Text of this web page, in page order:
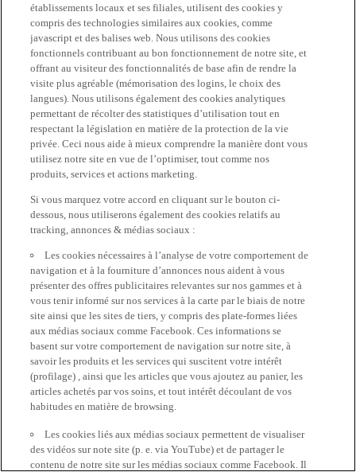
établissements locaux et ses filiales, utilisent des cookies y
compris des technologies similaires aux cookies, comme
javascript et des balises web. Nous utilisons des cookies
fonctionnels contribuant au bon fonctionnement de notre site, et
offrant au visiteur des fonctionnalités de base afin de rendre la
visite plus agréable (mémorisation des logins, le choix des
langues). Nous utilisons également des cookies analytiques
permettant de récolter des statistiques d’utilisation tout en
respectant la législation en matière de la protection de la vie
privée. Ceci nous aide à mieux comprendre la manière dont vous
utilisez notre site en vue de l’optimiser, tout comme nos
produits, services et actions marketing.
Si vous marquez votre accord en cliquant sur le bouton ci-
dessous, nous utiliserons également des cookies relatifs au
tracking, annonces & médias sociaux :
Les cookies nécessaires à l’analyse de votre comportement de
navigation et à la fourniture d’annonces nous aident à vous
présenter des offres publicitaires relevantes sur nos gammes et à
vous tenir informé sur nos services à la carte par le biais de notre
site ainsi que les sites de tiers, y compris des plate-formes liées
aux médias sociaux comme Facebook. Ces informations se
basent sur votre comportement de navigation sur notre site, à
savoir les produits et les services qui suscitent votre intérêt
(profilage) , ainsi que les articles que vous ajoutez au panier, les
articles achetés par vos soins, et tout intérêt découlant de vos
habitudes en matière de browsing.
Les cookies liés aux médias sociaux permettent de visualiser
des vidéos sur note site (p. e. via YouTube) et de partager le
contenu de notre site sur les médias sociaux comme Facebook. Il